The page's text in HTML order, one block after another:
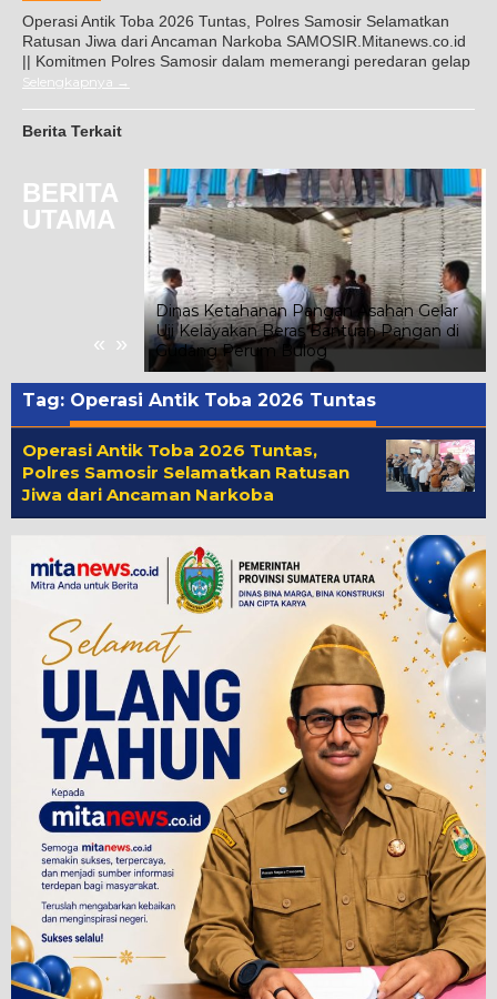
Operasi Antik Toba 2026 Tuntas, Polres Samosir Selamatkan
Ratusan Jiwa dari Ancaman Narkoba SAMOSIR.Mitanews.co.id
|| Komitmen Polres Samosir dalam memerangi peredaran gelap
Selengkapnya
Berita Terkait
BERITA
UTAMA
« »
Dinas Ketahanan Pangan Asahan Gelar
Uji Kelayakan Beras Bantuan Pangan di
Gudang Perum Bulog
Tag: Operasi Antik Toba 2026 Tuntas
Operasi Antik Toba 2026 Tuntas,
Polres Samosir Selamatkan Ratusan
Jiwa dari Ancaman Narkoba